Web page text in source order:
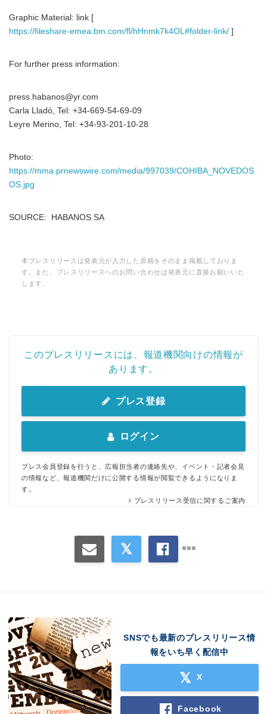
Graphic Material: link [
https://fileshare-emea.bm.com/fl/hHnmk7k4OL#folder-link/ ]
For further press information:
press.habanos@yr.com
Carla Lladó, Tel: +34-669-54-69-09
Leyre Merino, Tel: +34-93-201-10-28
Photo:
https://mma.prnewswire.com/media/997039/COHIBA_NOVEDOS
OS.jpg
SOURCE: HABANOS SA
本プレスリリースは発表元が入力した原稿をそのまま掲載しておりま
す。また、プレスリリースへのお問い合わせは発表元に直接お願いいた
します。
このプレスリリースには、報道機関向けの情報が
あります。
プレス登録
ログイン
プレス会員登録を行うと、広報担当者の連絡先や、イベント・記者会見
の情報など、報道機関だけに公開する情報が閲覧できるようになりま
す。
プレスリリース受信に関するご案内
SNSでも最新のプレスリリース情
報をいち早く配信中
X
Facebook
English